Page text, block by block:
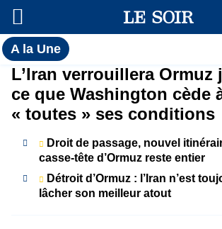
A la UneToutes
l'actualité
du Soir
A
la
Une
L’Iran verrouillera Ormuz
ce que Washington cède
« toutes » ses conditions
Droit de passage, nouvel
casse-tête d’Ormuz reste entier
Détroit d’Ormuz : l’Iran n’est
lâcher son meilleur atout